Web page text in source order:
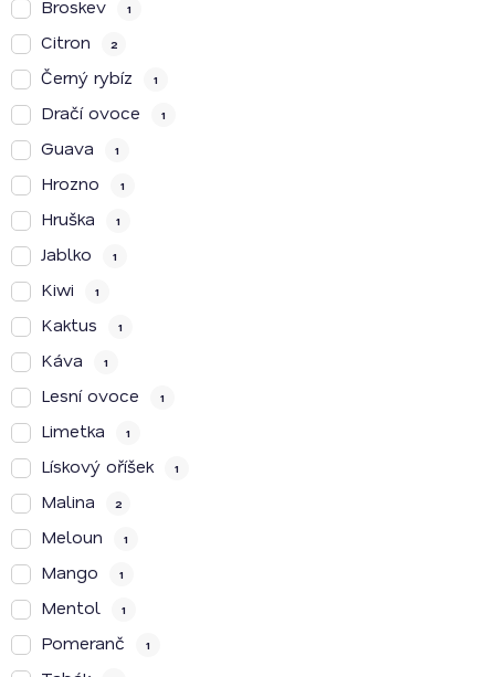
Broskev 1
Citron 2
Černý rybíz 1
Dračí ovoce 1
Guava 1
Hrozno 1
Hruška 1
Jablko 1
Kiwi 1
Kaktus 1
Káva 1
Lesní ovoce 1
Limetka 1
Lískový oříšek 1
Malina 2
Meloun 1
Mango 1
Mentol 1
Pomeranč 1